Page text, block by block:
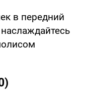
в передний